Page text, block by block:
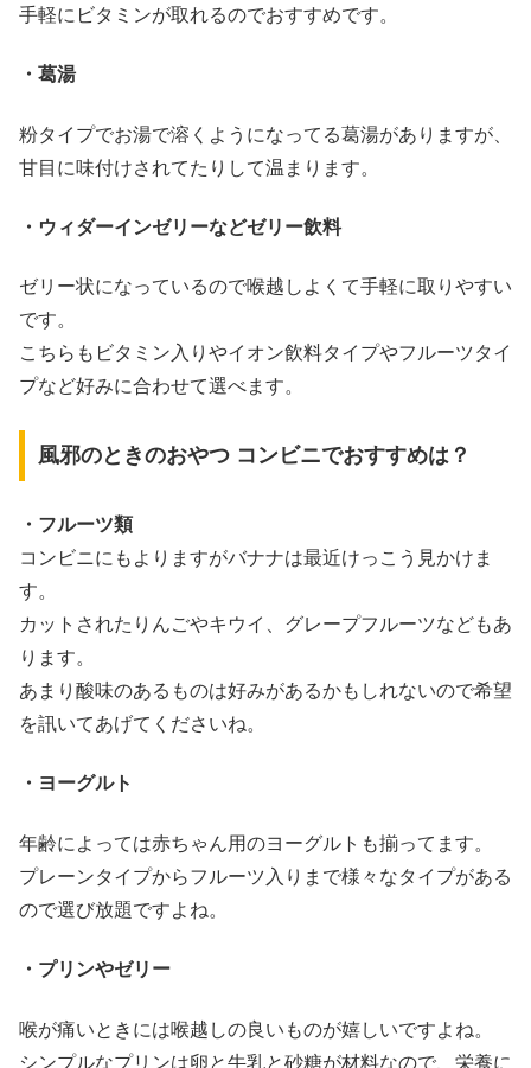
手軽にビタミンが取れるのでおすすめです。
・葛湯
粉タイプでお湯で溶くようになってる葛湯がありますが、
甘目に味付けされてたりして温まります。
・ウィダーインゼリーなどゼリー飲料
ゼリー状になっているので喉越しよくて手軽に取りやすい
です。
こちらもビタミン入りやイオン飲料タイプやフルーツタイ
プなど好みに合わせて選べます。
風邪のときのおやつ コンビニでおすすめは？
・フルーツ類
コンビニにもよりますがバナナは最近けっこう見かけま
す。
カットされたりんごやキウイ、グレープフルーツなどもあ
ります。
あまり酸味のあるものは好みがあるかもしれないので希望
を訊いてあげてくださいね。
・ヨーグルト
年齢によっては赤ちゃん用のヨーグルトも揃ってます。
プレーンタイプからフルーツ入りまで様々なタイプがある
ので選び放題ですよね。
・プリンやゼリー
喉が痛いときには喉越しの良いものが嬉しいですよね。
シンプルなプリンは卵と牛乳と砂糖が材料なので、栄養に